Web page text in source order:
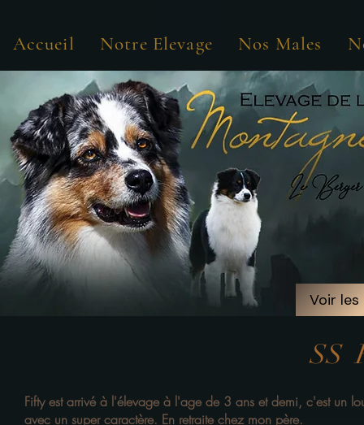
Accueil Notre Elevage Nos Males
Voir
Voir
SS
Fifty est arrivé à l'élevage à l'age de 3 ans et demi, c'est un
avec un super caractère. En retraite chez mon père.